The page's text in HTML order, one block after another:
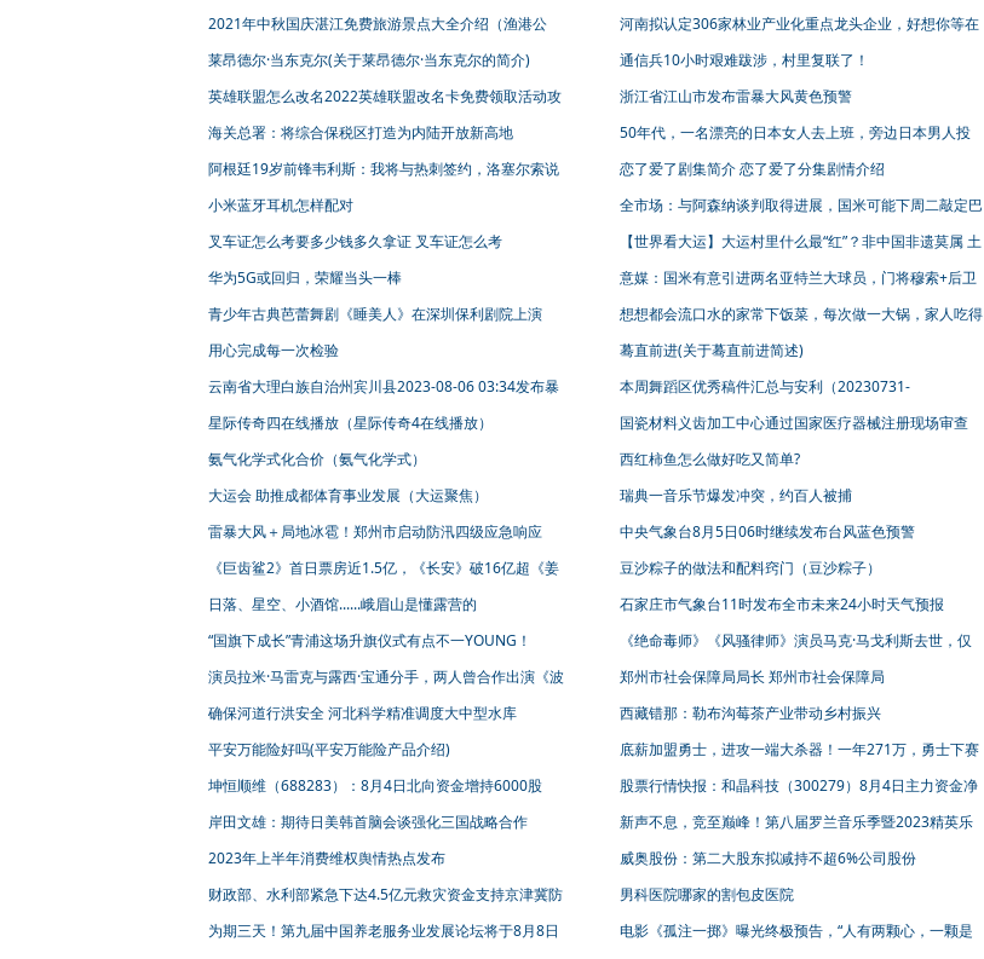
2021年中秋国庆湛江免费旅游景点大全介绍（渔港公
河南拟认定306家林业产业化重点龙头企业，好想你等在
莱昂德尔·当东克尔(关于莱昂德尔·当东克尔的简介)
通信兵10小时艰难跋涉，村里复联了！
英雄联盟怎么改名2022英雄联盟改名卡免费领取活动攻
浙江省江山市发布雷暴大风黄色预警
海关总署：将综合保税区打造为内陆开放新高地
50年代，一名漂亮的日本女人去上班，旁边日本男人投
阿根廷19岁前锋韦利斯：我将与热刺签约，洛塞尔索说
恋了爱了剧集简介 恋了爱了分集剧情介绍
小米蓝牙耳机怎样配对
全市场：与阿森纳谈判取得进展，国米可能下周二敲定巴
叉车证怎么考要多少钱多久拿证 叉车证怎么考
【世界看大运】大运村里什么最“红”？非中国非遗莫属 土
华为5G或回归，荣耀当头一棒
意媒：国米有意引进两名亚特兰大球员，门将穆索+后卫
青少年古典芭蕾舞剧《睡美人》在深圳保利剧院上演
想想都会流口水的家常下饭菜，每次做一大锅，家人吃得
用心完成每一次检验
蓦直前进(关于蓦直前进简述)
云南省大理白族自治州宾川县2023-08-06 03:34发布暴
本周舞蹈区优秀稿件汇总与安利（20230731-
星际传奇四在线播放（星际传奇4在线播放）
国瓷材料义齿加工中心通过国家医疗器械注册现场审查
氨气化学式化合价（氨气化学式）
西红柿鱼怎么做好吃又简单?
大运会 助推成都体育事业发展（大运聚焦）
瑞典一音乐节爆发冲突，约百人被捕
雷暴大风＋局地冰雹！郑州市启动防汛四级应急响应
中央气象台8月5日06时继续发布台风蓝色预警
《巨齿鲨2》首日票房近1.5亿，《长安》破16亿超《姜
豆沙粽子的做法和配料窍门（豆沙粽子）
日落、星空、小酒馆......峨眉山是懂露营的
石家庄市气象台11时发布全市未来24小时天气预报
“国旗下成长”青浦这场升旗仪式有点不一YOUNG！
《绝命毒师》《风骚律师》演员马克·马戈利斯去世，仅
演员拉米·马雷克与露西·宝通分手，两人曾合作出演《波
郑州市社会保障局局长 郑州市社会保障局
确保河道行洪安全 河北科学精准调度大中型水库
西藏错那：勒布沟莓茶产业带动乡村振兴
平安万能险好吗(平安万能险产品介绍)
底薪加盟勇士，进攻一端大杀器！一年271万，勇士下赛
坤恒顺维（688283）：8月4日北向资金增持6000股
股票行情快报：和晶科技（300279）8月4日主力资金净
岸田文雄：期待日美韩首脑会谈强化三国战略合作
新声不息，竞至巅峰！第八届罗兰音乐季暨2023精英乐
2023年上半年消费维权舆情热点发布
威奥股份：第二大股东拟减持不超6%公司股份
财政部、水利部紧急下达4.5亿元救灾资金支持京津冀防
男科医院哪家的割包皮医院
为期三天！第九届中国养老服务业发展论坛将于8月8日
电影《孤注一掷》曝光终极预告，“人有两颗心，一颗是